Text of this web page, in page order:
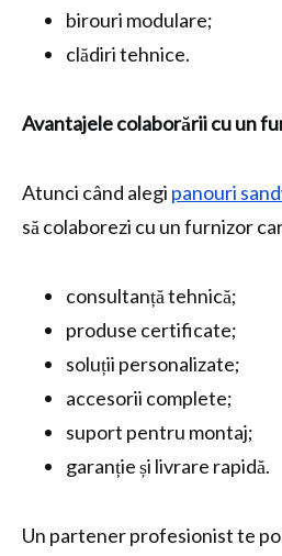
birouri modulare;
clădiri tehnice.
Avantajele colaborării cu un
Atunci când alegi panouri
să colaborezi cu un furnizor
consultanță tehnică;
produse certificate;
soluții personalizate;
accesorii complete;
suport pentru montaj;
garanție și livrare rapidă.
Un partener profesionist te